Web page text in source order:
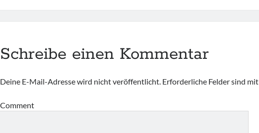
Schreibe einen Kommentar
Deine E-Mail-Adresse wird nicht veröffentlicht. Erforderliche Felder sind mit
Comment